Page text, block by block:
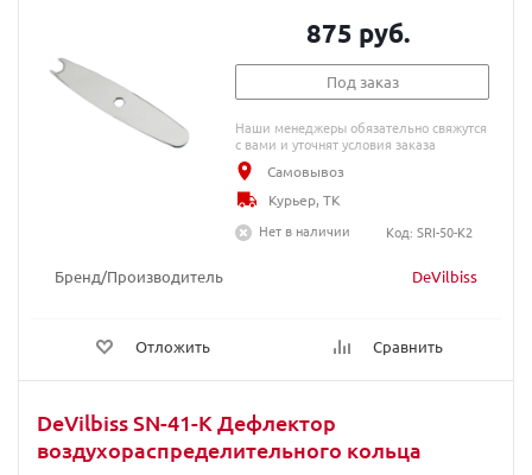
Бренд/Производитель DeVilbiss
Отложить Сравнить
875 руб.
Под заказ
Наши менеджеры обязательно свяжутся
с вами и уточнят условия заказа
Самовывоз
Курьер, ТК
Нет в наличии
Код: SRI-50-K2
DeVilbiss SN-41-K Дефлектор
воздухораспределительного кольца